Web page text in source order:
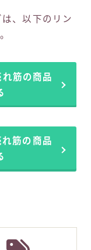
、以下のリン
筋の商品
筋の商品